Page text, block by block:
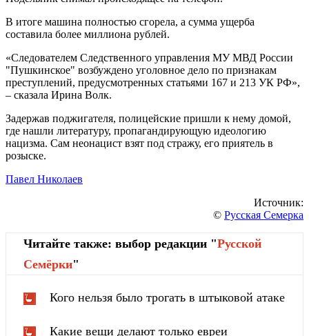
В итоге машина полностью сгорела, а сумма ущерба
составила более миллиона рублей.
«Следователем Следственного управления МУ МВД России
"Пушкинское" возбуждено уголовное дело по признакам
преступлений, предусмотренных статьями 167 и 213 УК РФ»,
– сказала Ирина Волк.
Задержав поджигателя, полицейские пришли к нему домой,
где нашли литературу, пропагандирующую идеологию
нацизма. Сам неонацист взят под стражу, его приятель в
розыске.
Павел Николаев
Источник:
© Русская Семерка
Читайте также: выбор редакции "Русской
Cемёрки"
Кого нельзя было трогать в штыковой атаке
Какие вещи делают только евреи